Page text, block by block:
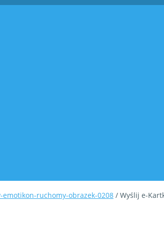
emotikon-ruchomy-obrazek-0208 / Wyślij e-